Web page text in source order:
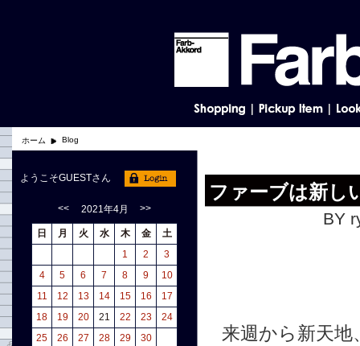
ホーム Blog
ファーブは新し
BY
来週から新天
ようこそGUESTさん
<< 2021年4月 >>
日 月 火 水 木 金
土
1
2
3
4
5 6 7 8 9
10
11
12 13 14 15 16
17
18
19 20 21 22 23
24
25
26 27 28 29 30